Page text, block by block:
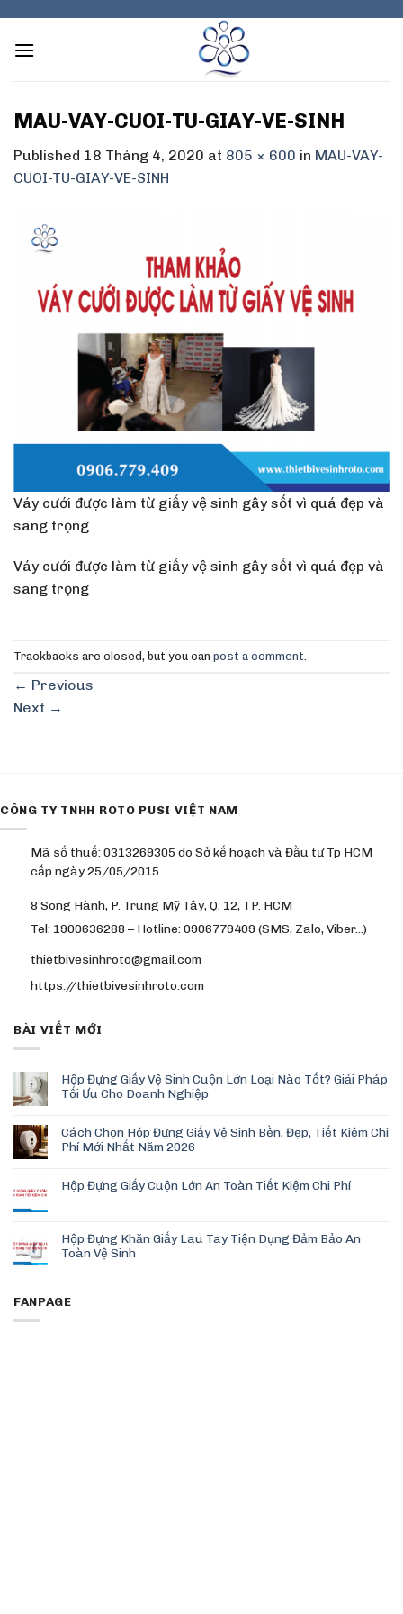
content
MAU-VAY-CUOI-TU-GIAY-VE-SINH
Published 18 Tháng 4, 2020 at 805 × 600 in MAU-VAY-
CUOI-TU-GIAY-VE-SINH
Váy cưới được làm từ giấy vệ sinh gây sốt vì quá đẹp và
sang trọng
Váy cưới được làm từ giấy vệ sinh gây sốt vì quá đẹp và
sang trọng
Trackbacks are closed, but you can post a comment
← Previous
Next →
CÔNG TY TNHH ROTO PUSI VIỆT NAM
Mã số thuế: 0313269305 do Sở kế hoạch và Đầu tư Tp HCM
cấp ngày 25/05/2015
8 Song Hành, P. Trung Mỹ Tây, Q. 12, TP. HCM
Tel: 1900636288 – Hotline: 0906779409 (SMS, Zalo, Viber…)
thietbivesinhroto@gmail.com
https://thietbivesinhroto.com
BÀI VIẾT MỚI
Hộp Đựng Giấy Vệ Sinh Cuộn Lớn Loại Nào Tốt? Giải Pháp
Tối Ưu Cho Doanh Nghiệp
Cách Chọn Hộp Đựng Giấy Vệ Sinh Bền, Đẹp, Tiết Kiệm Chi
Phí Mới Nhất Năm 2026
Hộp Đựng Giấy Cuộn Lớn An Toàn Tiết Kiệm Chi Phí
Hộp Đựng Khăn Giấy Lau Tay Tiện Dụng Đảm Bảo An
Toàn Vệ Sinh
FANPAGE